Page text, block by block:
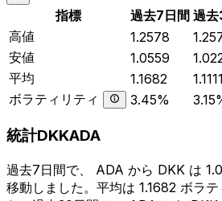
指標 過去7日間 過
高値
1.2578
安値
1.0559
平均
1.1682 1.1111
ボラティリティ
3.45%
統計DKKADA
過去7日間で、 ADA から DKK は
移動しました。平均は 1.1682 ボラ